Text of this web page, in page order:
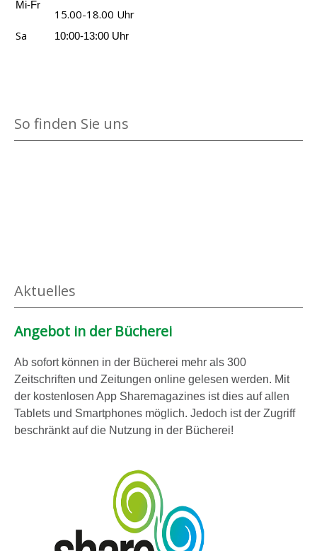
Mi-Fr
15.00-18.00 Uhr
Sa
10:00-13:00 Uhr
So finden Sie uns
Aktuelles
Angebot in der Bücherei
Ab sofort können in der Bücherei mehr als 300
Zeitschriften und Zeitungen online gelesen werden. Mit
der kostenlosen App Sharemagazines ist dies auf allen
Tablets und Smartphones möglich. Jedoch ist der Zugriff
beschränkt auf die Nutzung in der Bücherei!